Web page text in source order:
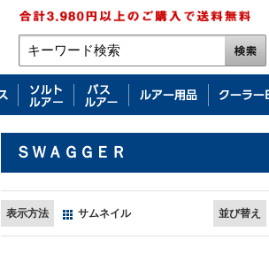
ＳＷＡＧＧＥＲ
表示方法 サムネイル 並び替え